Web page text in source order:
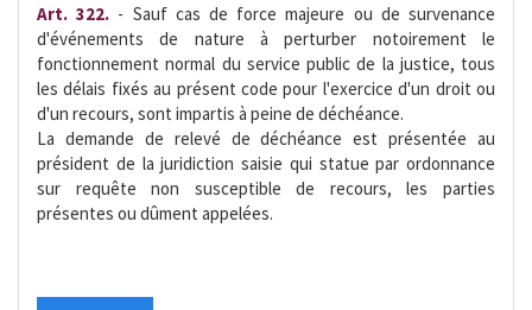
Art. 322. - Sauf cas de force majeure ou de survenance
d'événements de nature à perturber notoirement le
fonctionnement normal du service public de la justice, tous
les délais fixés au présent code pour l'exercice d'un droit ou
d'un recours, sont impartis à peine de déchéance.
La demande de relevé de déchéance est présentée au
président de la juridiction saisie qui statue par ordonnance
sur requête non susceptible de recours, les parties
présentes ou dûment appelées.